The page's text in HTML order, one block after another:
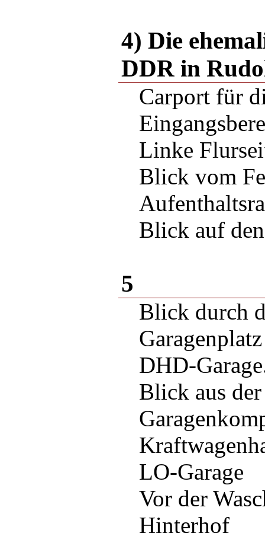
4) Die
DDR in
Carport für
Linke
Blick vom
Blick auf
5
Blick durch
Garagenplatz
DHD-
Blick aus
LO-Garage
Vor der
Hinterhof